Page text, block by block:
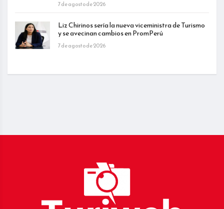
7 de agosto de 2026
Liz Chirinos sería la nueva viceministra de Turismo
y se avecinan cambios en PromPerú
7 de agosto de 2026